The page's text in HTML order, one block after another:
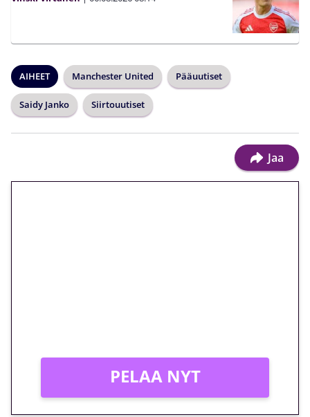
AIHEET Manchester United Pääuutiset
Saidy Janko Siirtouutiset
Jaa
PELAA NYT